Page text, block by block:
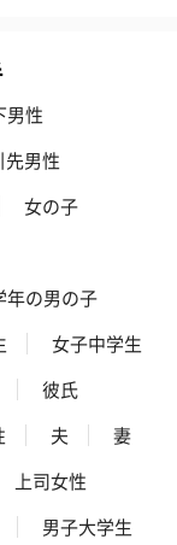
男性
先男性
女の子
年の男の子
女子中学生
彼氏
夫
妻
上司女性
男子大学生